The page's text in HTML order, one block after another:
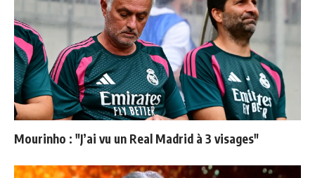
Mourinho : "J’ai vu un Real Madrid à 3 visages"